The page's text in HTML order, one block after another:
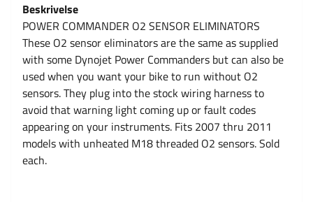
Beskrivelse
POWER COMMANDER O2 SENSOR ELIMINATORS
These O2 sensor eliminators are the same as supplied
with some Dynojet Power Commanders but can also be
used when you want your bike to run without O2
sensors. They plug into the stock wiring harness to
avoid that warning light coming up or fault codes
appearing on your instruments. Fits 2007 thru 2011
models with unheated M18 threaded O2 sensors. Sold
each.